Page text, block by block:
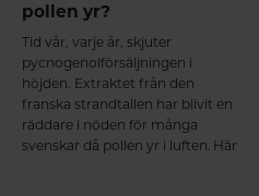
pollen yr?
Tid vår, varje år, skjuter
pycnogenolförsäljningen i
höjden. Extraktet från den
franska strandtallen har blivit en
räddare i nöden för många
svenskar då pollen yr i luften. Här